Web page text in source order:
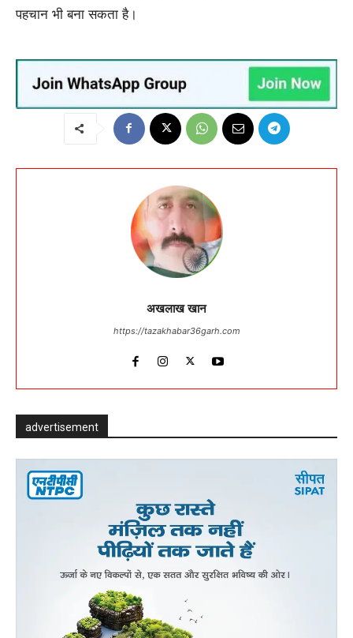
पहचान भी बना सकता है।
अखलाख खान
https://tazakhabar36garh.com
advertisement